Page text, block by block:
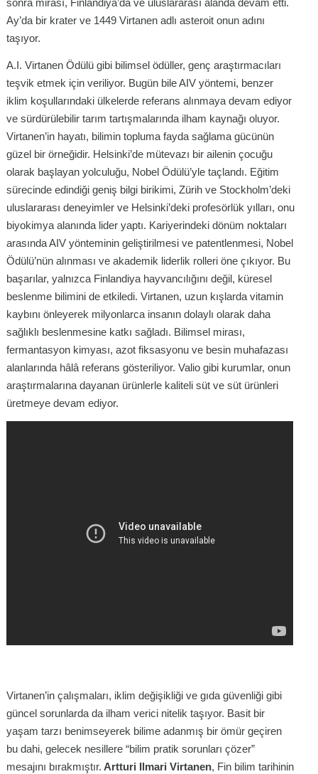
sonra mirası, Finlandiya’da ve uluslararası alanda devam etti.
Ay’da bir krater ve 1449 Virtanen adlı asteroit onun adını
taşıyor.
A.I. Virtanen Ödülü gibi bilimsel ödüller, genç araştırmacıları
teşvik etmek için veriliyor. Bugün bile AIV yöntemi, benzer
iklim koşullarındaki ülkelerde referans alınmaya devam ediyor
ve sürdürülebilir tarım tartışmalarında ilham kaynağı oluyor.
Virtanen’in hayatı, bilimin topluma fayda sağlama gücünün
güzel bir örneğidir. Helsinki’de mütevazı bir ailenin çocuğu
olarak başlayan yolculuğu, Nobel Ödülü’yle taçlandı. Eğitim
sürecinde edindiği geniş bilgi birikimi, Zürih ve Stockholm’deki
uluslararası deneyimler ve Helsinki’deki profesörlük yılları, onu
biyokimya alanında lider yaptı. Kariyerindeki dönüm noktaları
arasında AIV yönteminin geliştirilmesi ve patentlenmesi, Nobel
Ödülü’nün alınması ve akademik liderlik rolleri öne çıkıyor. Bu
başarılar, yalnızca Finlandiya hayvancılığını değil, küresel
beslenme bilimini de etkiledi. Virtanen, uzun kışlarda vitamin
kaybını önleyerek milyonlarca insanın dolaylı olarak daha
sağlıklı beslenmesine katkı sağladı. Bilimsel mirası,
fermantasyon kimyası, azot fiksasyonu ve besin muhafazası
alanlarında hâlâ referans gösteriliyor. Valio gibi kurumlar, onun
araştırmalarına dayanan ürünlerle kaliteli süt ve süt ürünleri
üretmeye devam ediyor.
Virtanen’in çalışmaları, iklim değişikliği ve gıda güvenliği gibi
güncel sorunlarda da ilham verici nitelik taşıyor. Basit bir
yaşam tarzı benimseyerek bilime adanmış bir ömür geçiren
bu dahi, gelecek nesillere “bilim pratik sorunları çözer”
mesajını bırakmıştır. Artturi Ilmari Virtanen, Fin bilim tarihinin